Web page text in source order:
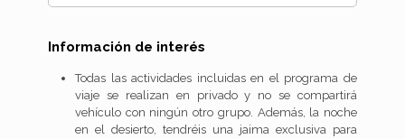
Información de interés
Todas las actividades incluidas en el programa de
viaje se realizan en privado y no se compartirá
vehículo con ningún otro grupo. Además, la noche
en el desierto, tendréis una jaima exclusiva para